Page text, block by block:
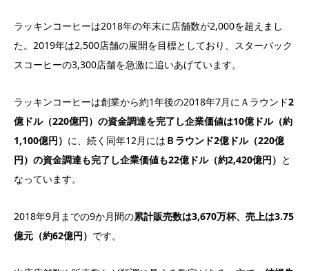
ラッキンコーヒーは2018年の年末に店舗数が2,000を超えまし
た。2019年は2,500店舗の展開を目標としており、スターバック
スコーヒーの3,300店舗を急激に追いあげています。
ラッキンコーヒーは創業から約1年後の2018年7月にＡラウンド2
億ドル（220億円）の資金調達を完了し企業価値は10億ドル（約
1,100億円） に、続く同年12月には Ｂラウンド2億ドル（220億
円）の資金調達も完了し企業価値も22億ドル（約2,420億円） と
なっています。
2018年9月までの9か月間の累計販売数は3,670万杯、売上は3.75
億元（約62億円） です。